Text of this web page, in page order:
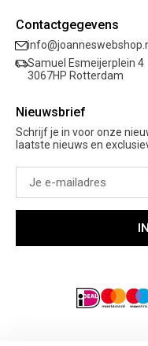
Retourneren
Garantie
Mijn verlanglijst
Sale
Kleding
Schoenen
Cadeaubon
Contactgegevens
Samuel Esmeijerplein 4
3067HP Rotterdam
Nieuwsbrief
Schrijf je in voor onze
laatste nieuws en